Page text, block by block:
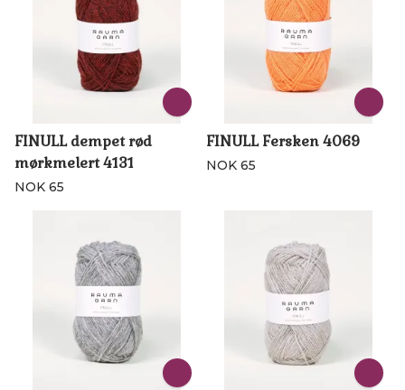
FINULL dempet rød
mørkmelert 4131
NOK 65
FINULL Fersken 4069
NOK 65